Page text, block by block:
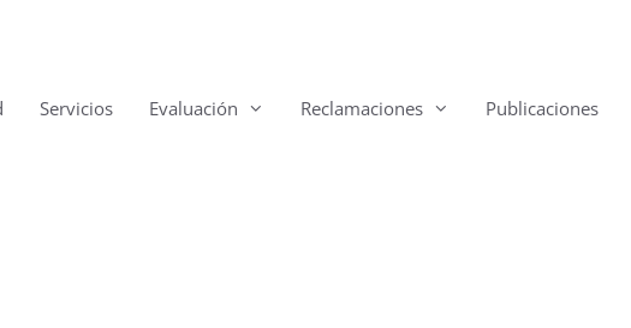
Servicios Evaluación Reclamaciones Publicaciones